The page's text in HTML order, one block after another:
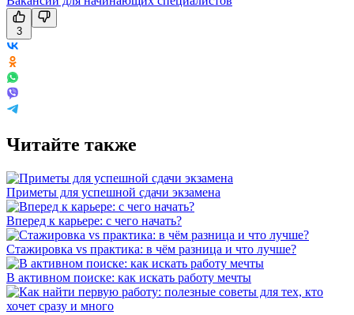
3
Читайте также
Приметы для успешной сдачи экзамена
Вперед к карьере: с чего начать?
Стажировка vs практика: в чём разница и что лучше?
В активном поиске: как искать работу мечты